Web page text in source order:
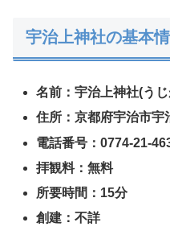
宇治上神社の基本
名前：宇治上神社(う
住所：京都府宇治市宇
電話番号：0774-21-
拝観料：無料
所要時間：15分
創建：不詳